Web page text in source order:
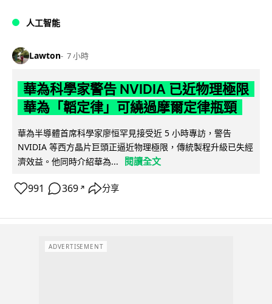
人工智能
Lawton 7 小時
華為科學家警告 NVIDIA 已近物理極限
華為「韜定律」可繞過摩爾定律瓶頸
華為半導體首席科學家廖恒罕見接受近 5 小時專訪，警告
NVIDIA 等西方晶片巨頭正逼近物理極限，傳統製程升級已失經
濟效益。他同時介紹華為...
閱讀全文
991 369 ↗ 分享
ADVERTISEMENT